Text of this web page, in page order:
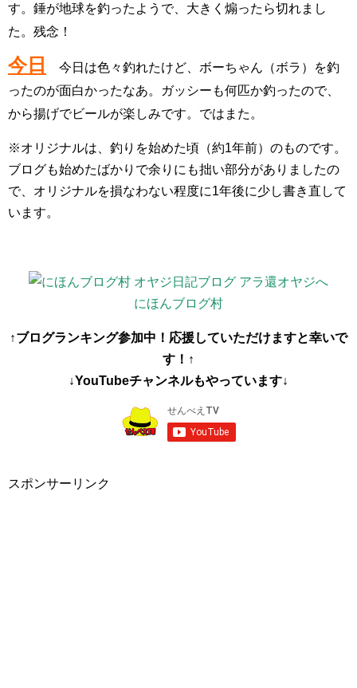
す。錘が地球を釣ったようで、大きく煽ったら切れまし
た。残念！
今日
今日は色々釣れたけど、ボーちゃん（ボラ）を釣
ったのが面白かったなあ。
ガッシーも何匹か釣ったので、
から揚げでビールが楽しみです。ではまた。
※オリジナルは、釣りを始めた頃（約1年前）のものです。
ブログも始めたばかりで余りにも拙い部分がありましたの
で、オリジナルを損なわない程度に1年後に少し書き直して
います。
にほんブログ村
↑ブログランキング参加中！応援していただけますと幸いで
す！↑
↓YouTubeチャンネルもやっています↓
スポンサーリンク